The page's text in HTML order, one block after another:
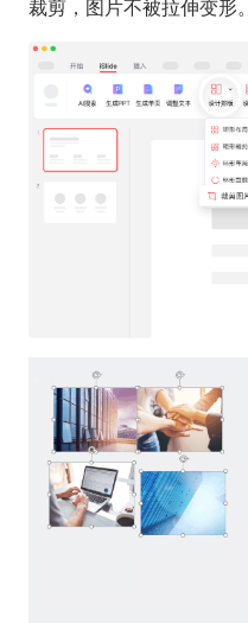
裁剪，图片不被拉伸变形。